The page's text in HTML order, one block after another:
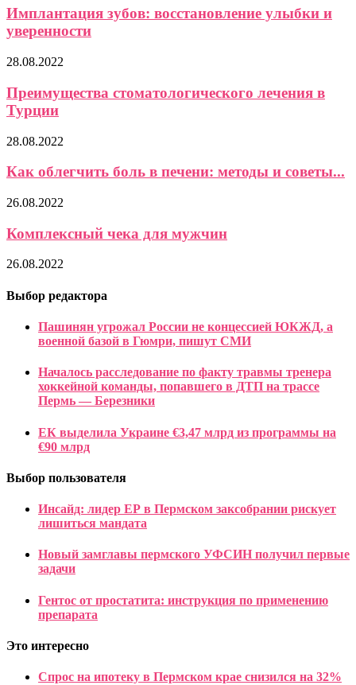
Имплантация зубов: восстановление улыбки и
уверенности
28.08.2022
Преимущества стоматологического лечения в
Турции
28.08.2022
Как облегчить боль в печени: методы и советы...
26.08.2022
Комплексный чека для мужчин
26.08.2022
Выбор редактора
Пашинян угрожал России не концессией ЮКЖД, а
военной базой в Гюмри, пишут СМИ
Началось расследование по факту травмы тренера
хоккейной команды, попавшего в ДТП на трассе
Пермь — Березники
ЕК выделила Украине €3,47 млрд из программы на
€90 млрд
Выбор пользователя
Инсайд: лидер ЕР в Пермском заксобрании рискует
лишиться мандата
Новый замглавы пермского УФСИН получил первые
задачи
Гентос от простатита: инструкция по применению
препарата
Это интересно
Спрос на ипотеку в Пермском крае снизился на 32%